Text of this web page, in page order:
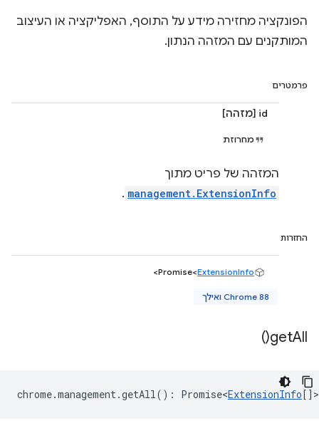
הפונקציה מחזירה מידע על התוסף, האפליקציה או העיצוב
המותקנים עם המזהה הנתון.
פרמטרים
id [מזהה]
מחרוזת
המזהה של פריט מתוך
management.ExtensionInfo
.
החזרות
Promise<ExtensionInfo
>
Chrome 88 ואילך
getAll(
)
chrome.management.getAll() : Promise<ExtensionInfo[] >